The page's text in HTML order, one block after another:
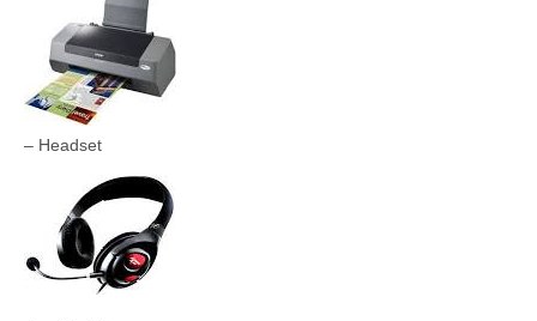
– Headset